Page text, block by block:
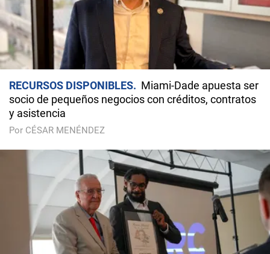
RECURSOS DISPONIBLES
Miami-Dade apuesta ser
socio de pequeños negocios con créditos, contratos
y asistencia
Por CÉSAR MENÉNDEZ